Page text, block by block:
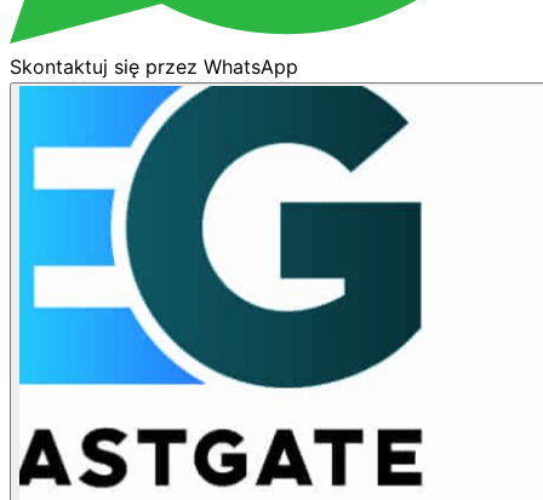
Skontaktuj się przez WhatsApp